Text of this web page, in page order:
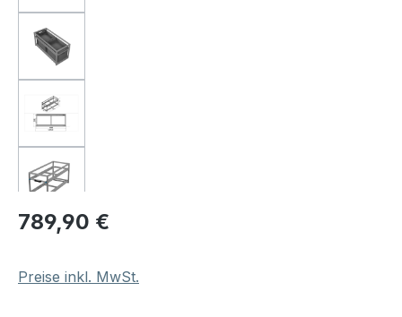
Regulärer Preis:
789,90 €
Preise inkl. MwSt.